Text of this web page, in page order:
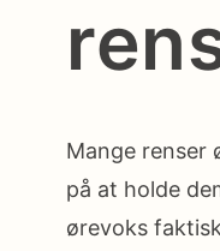
Mange renser
på at holde
ørevoks